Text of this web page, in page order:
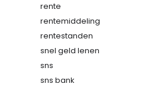
rente
rentemiddeling
rentestanden
snel geld lenen
sns
sns bank